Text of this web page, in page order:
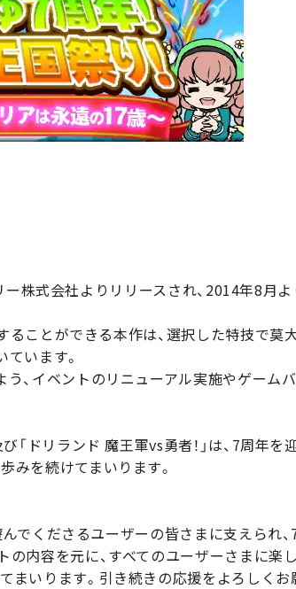
ー株式会社よりリリースされ、2014年8月
ことができる本作は、選択した特技で莫
います。
、イベントのリニューアル実施やゲーム
「ドリランド 魔王軍vs勇者！」は、7周年
みを続けてまいります。
んでくださるユーザーの皆さまに支えられ
内容を元に、すべてのユーザーさまに楽
いります。引き続きの応援をよろしくお